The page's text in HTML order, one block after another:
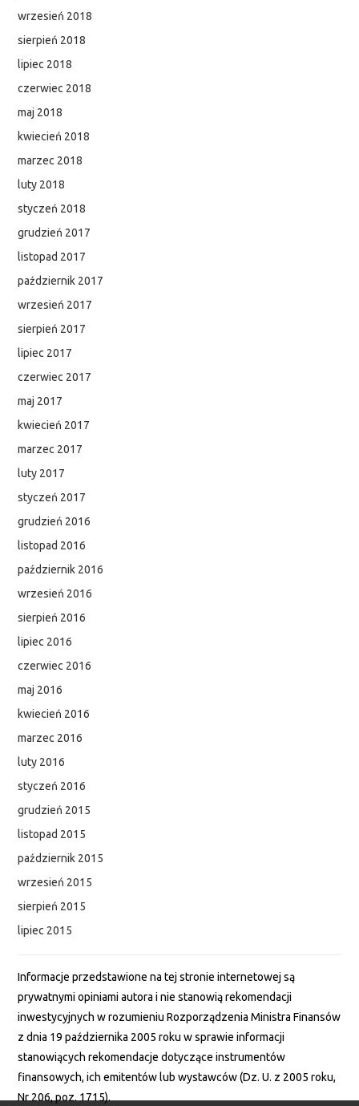
wrzesień 2018
sierpień 2018
lipiec 2018
czerwiec 2018
maj 2018
kwiecień 2018
marzec 2018
luty 2018
styczeń 2018
grudzień 2017
listopad 2017
październik 2017
wrzesień 2017
sierpień 2017
lipiec 2017
czerwiec 2017
maj 2017
kwiecień 2017
marzec 2017
luty 2017
styczeń 2017
grudzień 2016
listopad 2016
październik 2016
wrzesień 2016
sierpień 2016
lipiec 2016
czerwiec 2016
maj 2016
kwiecień 2016
marzec 2016
luty 2016
styczeń 2016
grudzień 2015
listopad 2015
październik 2015
wrzesień 2015
sierpień 2015
lipiec 2015
Informacje przedstawione na tej stronie internetowej są
prywatnymi opiniami autora i nie stanowią rekomendacji
inwestycyjnych w rozumieniu Rozporządzenia Ministra Finansów
z dnia 19 października 2005 roku w sprawie informacji
stanowiących rekomendacje dotyczące instrumentów
finansowych, ich emitentów lub wystawców (Dz. U. z 2005 roku,
Nr 206, poz. 1715).